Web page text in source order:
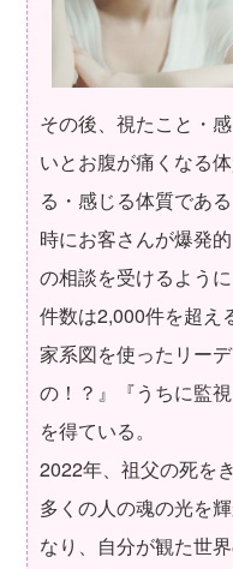
その後、視たこと・
いとお腹が痛くなる
る・感じる体質であ
時にお客さんが爆発
の相談を受けるよう
件数は2,000件を超え
家系図を使ったリー
の！？』『うちに監
を得ている。
2022年、祖父の死を
多くの人の魂の光を
なり、自分が観た世